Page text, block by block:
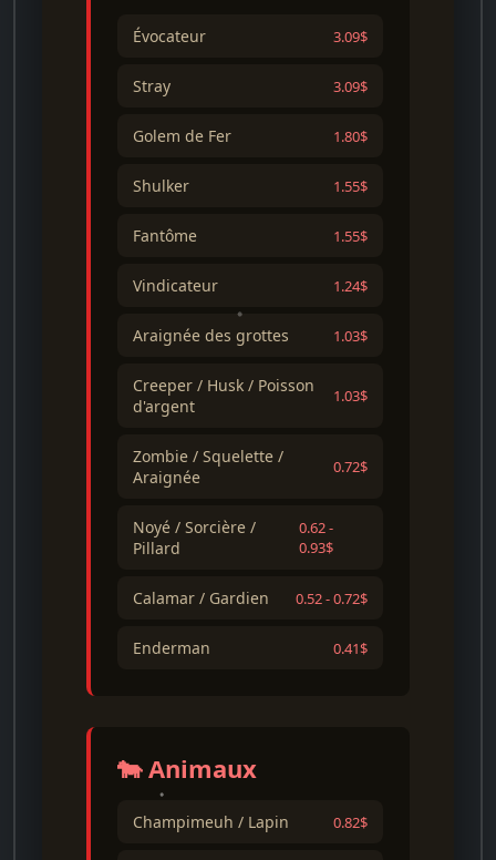
Évocateur 3.09$
Stray 3.09$
Golem de Fer 1.80$
Shulker 1.55$
Fantôme 1.55$
Vindicateur 1.24$
Araignée des grottes 1.03$
Creeper / Husk / Poisson
d'argent
1.03$
Zombie / Squelette /
Araignée
0.72$
Noyé / Sorcière /
Pillard
0.62 -
0.93$
Calamar / Gardien 0.52 - 0.72$
Enderman 0.41$
🐄 Animaux
Champimeuh / Lapin 0.82$